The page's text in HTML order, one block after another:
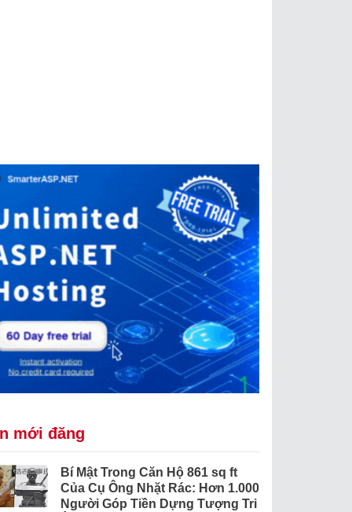
mới đăng
Bí Mật Trong Căn Hộ 861 sq ft
Của Cụ Ông Nhặt Rác: Hơn 1.000
Người Góp Tiền Dựng Tượng Tri